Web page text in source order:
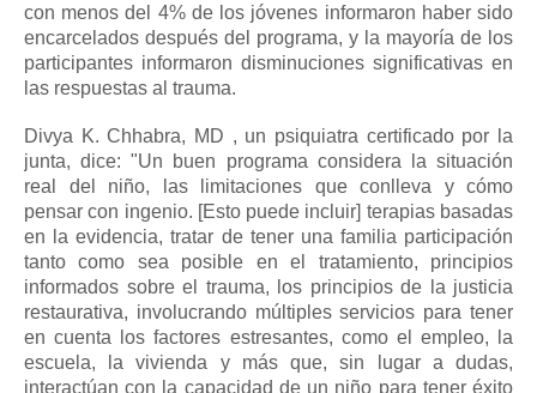
con menos del 4% de los jóvenes informaron haber sido
encarcelados después del programa, y ​​la mayoría de los
participantes informaron disminuciones significativas en
las respuestas al trauma.
Divya K. Chhabra, MD , un psiquiatra certificado por la
junta, dice: "Un buen programa considera la situación
real del niño, las limitaciones que conlleva y cómo
pensar con ingenio. [Esto puede incluir] terapias basadas
en la evidencia, tratar de tener una familia participación
tanto como sea posible en el tratamiento, principios
informados sobre el trauma, los principios de la justicia
restaurativa, involucrando múltiples servicios para tener
en cuenta los factores estresantes, como el empleo, la
escuela, la vivienda y más que, sin lugar a dudas,
interactúan con la capacidad de un niño para tener éxito